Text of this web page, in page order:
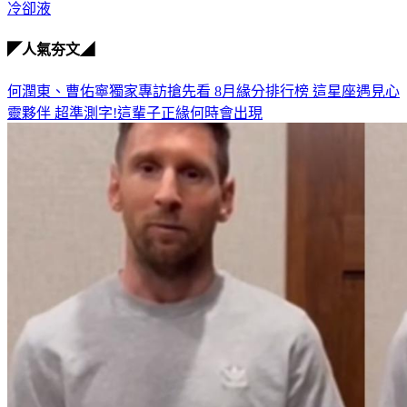
冷卻液
◤人氣夯文◢
何潤東、曹佑寧獨家專訪搶先看 8月緣分排行榜 這星座遇見心
靈夥伴 超準測字!這輩子正緣何時會出現